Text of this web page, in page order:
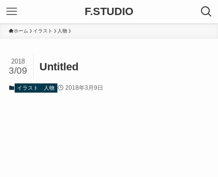
F.STUDIO
ホーム イラスト 人物
Untitled
2018
3/09
イラスト 人物 2018年3月9日